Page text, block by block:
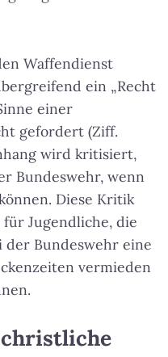
Waffendienst
ein „Recht
einer
gefordert (Ziff.
wird kritisiert,
Bundeswehr, wenn
Diese Kritik
für Jugendliche, die
der Bundeswehr eine
vermieden